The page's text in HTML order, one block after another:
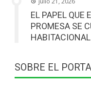
EL PAPEL QUE
PROMESA SE
SOBRE EL